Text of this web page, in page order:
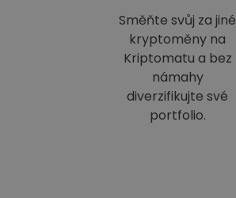
Směňte svůj za jiné
kryptoměny na
Kriptomatu a bez
námahy
diverzifikujte své
portfolio.